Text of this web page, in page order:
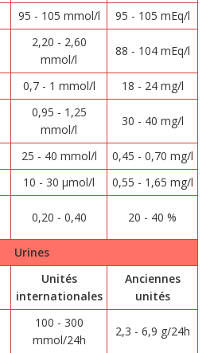
95 - 105 mmol/l 95 - 105 mEq/l
2,20 - 2,60
mmol/l
88 - 104 mEq/l
0,7 - 1 mmol/l 18 - 24 mg/l
0,95 - 1,25
mmol/l
30 - 40 mg/l
25 - 40 mmol/l
0,45 - 0,70 mg/l
10 - 30 µmol/l
0,55 - 1,65 mg/l
0,20 - 0,40 20 - 40 %
Urines
Unités
internationales
Anciennes
unités
100 - 300
mmol/24h
2,3 - 6,9 g/24h